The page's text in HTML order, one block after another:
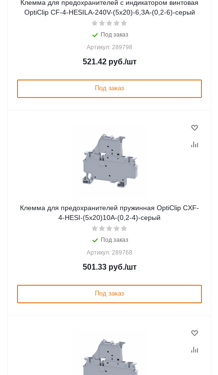
Клемма для предохранителей с индикатором винтовая
OptiClip CF-4-HESILA-240V-(5x20)-6,3A-(0,2-6)-серый
Под заказ
Артикул: 289798
521.42руб./шт
Под заказ
Клемма для предохранителей пружинная OptiClip CXF-
4-HESI-(5x20)10А-(0,2-4)-серый
Под заказ
Артикул: 289768
501.33руб./шт
Под заказ